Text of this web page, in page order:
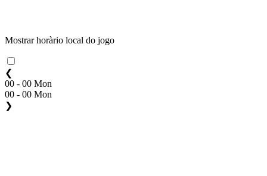
Mostrar horàrio local do jogo
❮
00 - 00 Mon
00 - 00 Mon
❯